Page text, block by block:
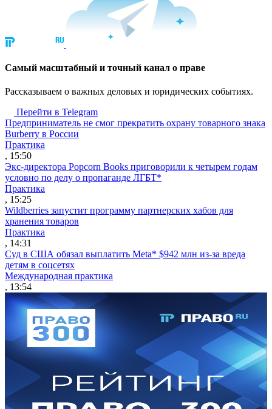
Cамый масштабный и точный канал о праве
Рассказываем о важных деловых и юридических событиях.
Перейти в Telegram
Предприниматель не смог прекратить охрану товарного знака
Burberry в России
Практика
, 15:50
Экс-директора Popcorn Books приговорили к четырем годам
условно по делу о пропаганде ЛГБТ*
Практика
, 15:25
Wildberries запустит программу партнерских хабов для
хранения товаров
Практика
, 14:31
Суд в США обязал выплатить Meta* $942 млн из-за вреда
детям в соцсетях
Международная практика
, 13:54